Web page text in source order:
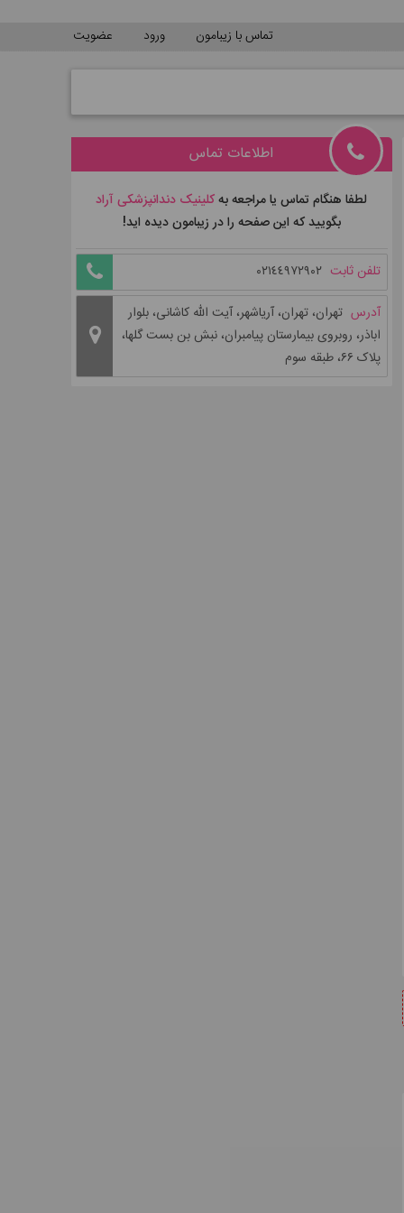
عضویت ورود تماس با زیبامون
اطلاعات تماس
لطفا هنگام تماس یا مراجعه بهکلینیک دندانپزشکی آراد
بگویید که این صفحه را در زیبامون دیده اید!
تلفن ثابت ٠٢١٤٤٩٧٢٩٠٢
آدرس تهران، تهران، آریاشهر، آیت الله کاشانی، بلوار
اباذر، روبروی بیمارستان پیامبران، نبش بن بست گلها،
پلاک ۶۶، طبقه سوم